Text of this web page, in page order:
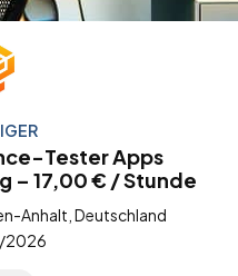
Tester Apps
– 17,00 € / Stunde
Anhalt, Deutschland
2026